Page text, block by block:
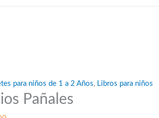
para niños de 1 a 2 Años, Libros para niños
Pañales